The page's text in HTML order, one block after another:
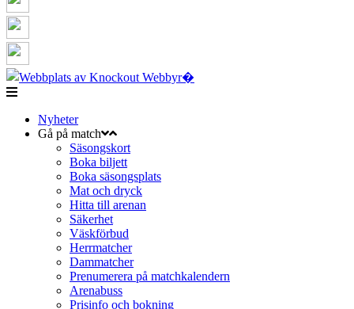
Nyheter
Gå på match
Säsongskort
Boka biljett
Boka säsongsplats
Mat och dryck
Hitta till arenan
Säkerhet
Väskförbud
Herrmatcher
Dammatcher
Prenumerera på matchkalendern
Arenabuss
Prisinfo och bokning